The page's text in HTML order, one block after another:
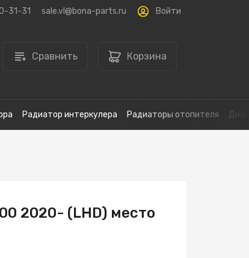
31-31 sale.vl@bona-parts.ru Войти
Сравнить Корзина
Радиатор интеркулера Радиаторы отопителя
2020- (LHD) место